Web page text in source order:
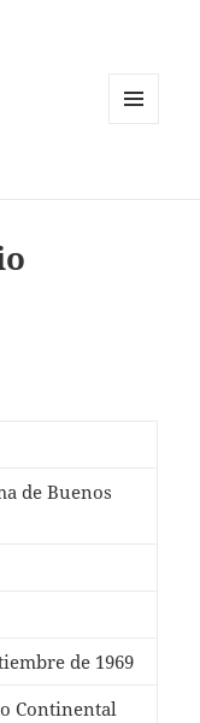
de Buenos
de 1969
Continental